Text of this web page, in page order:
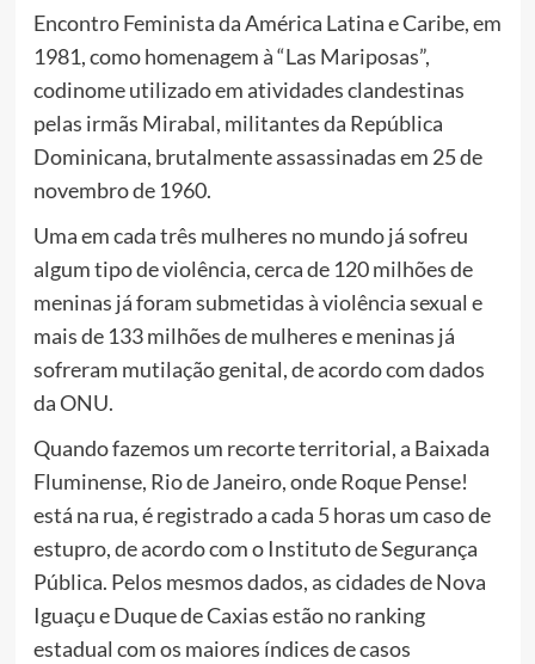
Encontro Feminista da América Latina e Caribe, em
1981, como homenagem à “Las Mariposas”,
codinome utilizado em atividades clandestinas
pelas irmãs Mirabal, militantes da República
Dominicana, brutalmente assassinadas em 25 de
novembro de 1960.
Uma em cada três mulheres no mundo já sofreu
algum tipo de violência, cerca de 120 milhões de
meninas já foram submetidas à violência sexual e
mais de 133 milhões de mulheres e meninas já
sofreram mutilação genital, de acordo com dados
da ONU.
Quando fazemos um recorte territorial, a Baixada
Fluminense, Rio de Janeiro, onde Roque Pense!
está na rua, é registrado a cada 5 horas um caso de
estupro, de acordo com o Instituto de Segurança
Pública. Pelos mesmos dados, as cidades de Nova
Iguaçu e Duque de Caxias estão no ranking
estadual com os maiores índices de casos